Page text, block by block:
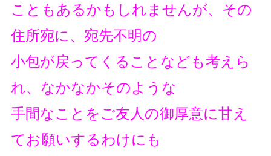
こともあるかもしれませんが、その
住所宛に、宛先不明の
小包が戻ってくることなども考えら
れ、なかなかそのような
手間なことをご友人の御厚意に甘え
てお願いするわけにも